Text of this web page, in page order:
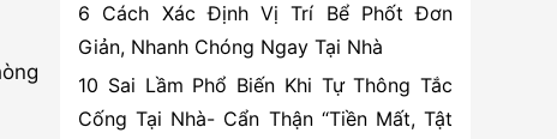
6 Cách Xác Định Vị Trí Bể Phốt Đơn
Giản, Nhanh Chóng Ngay Tại Nhà
10 Sai Lầm Phổ Biến Khi Tự Thông Tắc
Cống Tại Nhà- Cẩn Thận “Tiền Mất, Tật